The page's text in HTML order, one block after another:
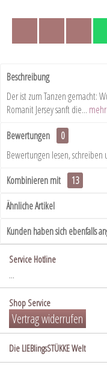
Beschreibung
Der ist zum Tanzen gemacht:
Romanit Jersey sanft die... mehr
Bewertungen
0
Bewertungen lesen, schreiben
Kombinieren mit
13
Ähnliche Artikel
Kunden haben sich ebenfalls
Service Hotline
...
Shop Service
Vertrag widerrufen
Die LIEBlingsSTÜKKE Welt